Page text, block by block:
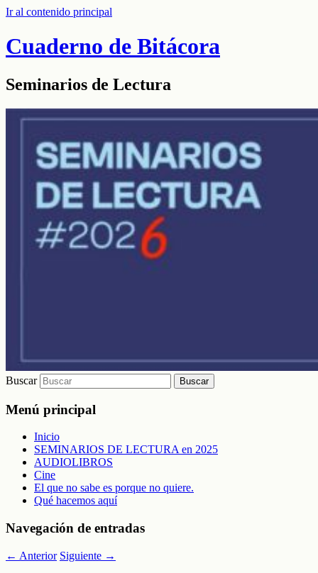
Ir al contenido principal
Cuaderno de Bitácora
Seminarios de Lectura
Buscar
Menú principal
Inicio
SEMINARIOS DE LECTURA en 2025
AUDIOLIBROS
Cine
El que no sabe es porque no quiere.
Qué hacemos aquí
Navegación de entradas
← Anterior Siguiente →